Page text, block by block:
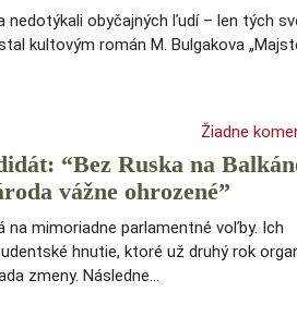
nedotýkali obyčajných ľudí – len tých
kultovým román M. Bulgakova
Žiadne
“Bez Ruska na
vážne ohrozené”
na mimoriadne parlamentné voľby. Ich
hnutie, ktoré už druhý rok
zmeny. Následne…